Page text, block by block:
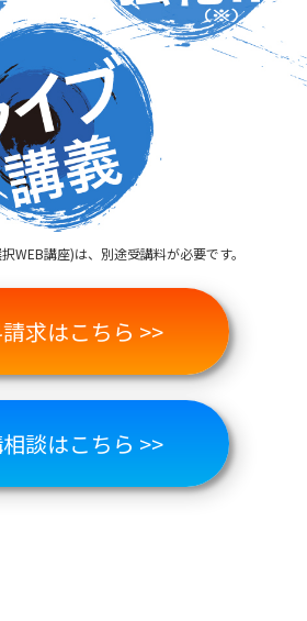
WEB講座)は、別途受講料が必要です。
求はこちら >>
談はこちら >>